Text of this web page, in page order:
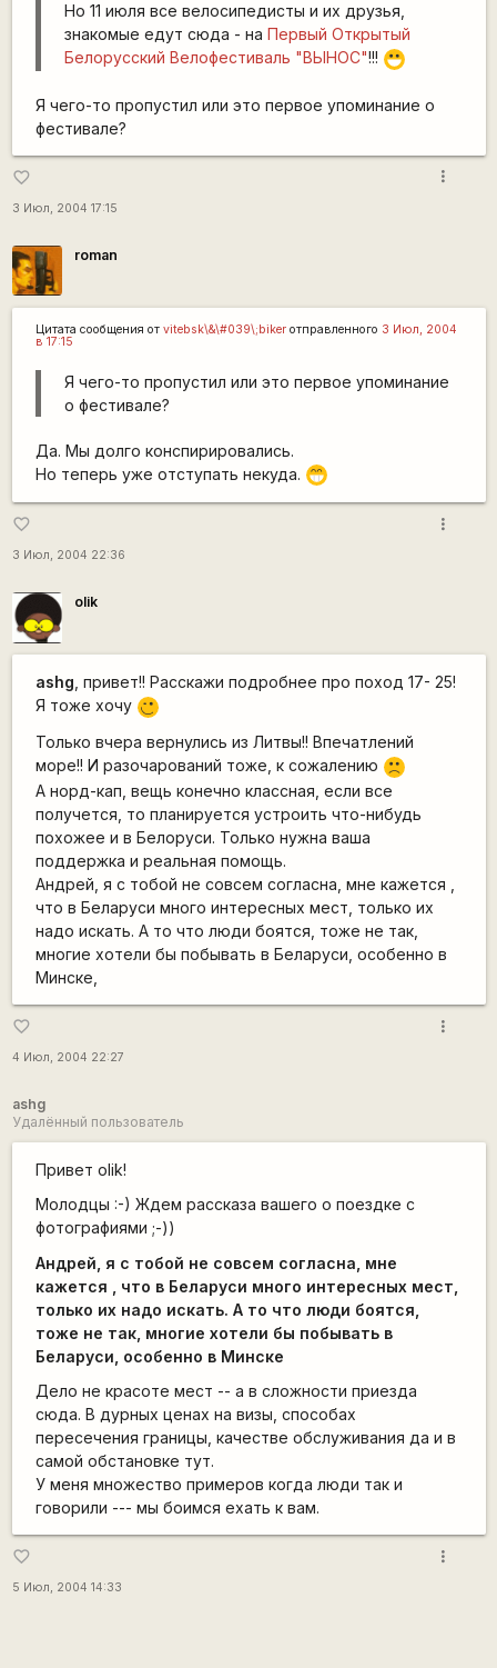
Но 11 июля все велосипедисты и их друзья,
знакомые едут сюда - на Первый Открытый
Белорусский Велофестиваль "ВЫНОС"!!! :D
Я чего-то пропустил или это первое упоминание о
фестивале?
favorite_border
3 Июл, 2004 17:15
more_vert
roman
Цитата сообщения от vitebsk\&\#039\;bikerотправленного 3 Июл, 2004
в 17:15
Я чего-то пропустил или это первое упоминание
о фестивале?
Да. Мы долго конспирировались.
Но теперь уже отступать некуда. ;D
favorite_border
3 Июл, 2004 22:36
more_vert
olik
ashg , привет!! Расскажи подробнее про поход 17- 25!
Я тоже хочу ;)
Только вчера вернулись из Литвы!! Впечатлений
море!! И разочарований тоже, к сожалению
:(
А норд-кап, вещь конечно классная, если все
получется, то планируется устроить что-нибудь
похожее и в Белоруси. Только нужна ваша
поддержка и реальная помощь.
Андрей, я с тобой не совсем согласна, мне кажется ,
что в Беларуси много интересных мест, только их
надо искать. А то что люди боятся, тоже не так,
многие хотели бы побывать в Беларуси, особенно в
Минске,
favorite_border
4 Июл, 2004 22:27
more_vert
ashg
Удалённый пользователь
Привет olik!
Молодцы :-) Ждем рассказа вашего о поездке с
фотографиями ;-))
Андрей, я с тобой не совсем согласна, мне
кажется , что в Беларуси много интересных мест,
только их надо искать. А то что люди боятся,
тоже не так, многие хотели бы побывать в
Беларуси, особенно в Минске
Дело не красоте мест -- а в сложности приезда
сюда. В дурных ценах на визы, способах
пересечения границы, качестве обслуживания да и в
самой обстановке тут.
У меня множество примеров когда люди так и
говорили --- мы боимся ехать к вам.
favorite_border
5 Июл, 2004 14:33
more_vert